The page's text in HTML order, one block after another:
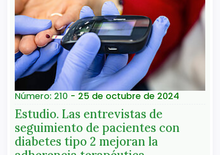
Número: 210 - 25 de octubre de 2024
Estudio. Las entrevistas de
seguimiento de pacientes con
diabetes tipo 2 mejoran la